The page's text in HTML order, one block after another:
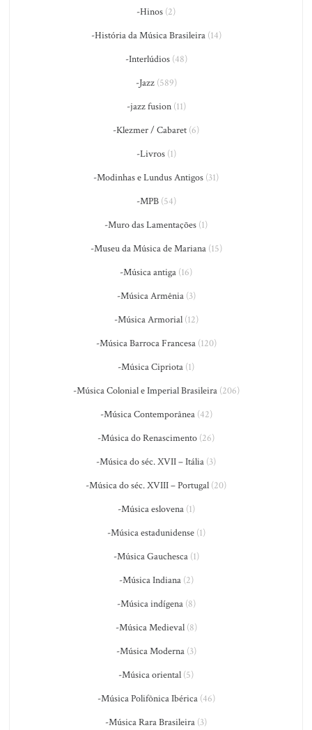
-Hinos (2)
-História da Música Brasileira(14)
-Interlúdios(48)
-Jazz(589)
-jazz fusion(11)
-Klezmer / Cabaret (6)
-Livros(1)
-Modinhas e Lundus Antigos (31)
-MPB(54)
-Muro das Lamentações (1)
-Museu da Música de Mariana(15)
-Música antiga (16)
-Música Armênia(3)
-Música Armorial(12)
-Música Barroca Francesa(120)
-Música Cipriota (1)
-Música Colonial e Imperial Brasileira(206)
-Música Contemporânea(42)
-Música do Renascimento (26)
-Música do séc. XVII – Itália (3)
-Música do séc. XVIII – Portugal (20)
-Música eslovena(1)
-Música estadunidense(1)
-Música Gauchesca(1)
-Música Indiana(2)
-Música indígena(8)
-Música Medieval(8)
-Música Moderna(3)
-Música oriental (5)
-Música Polifônica Ibérica(46)
-Música Rara Brasileira (3)